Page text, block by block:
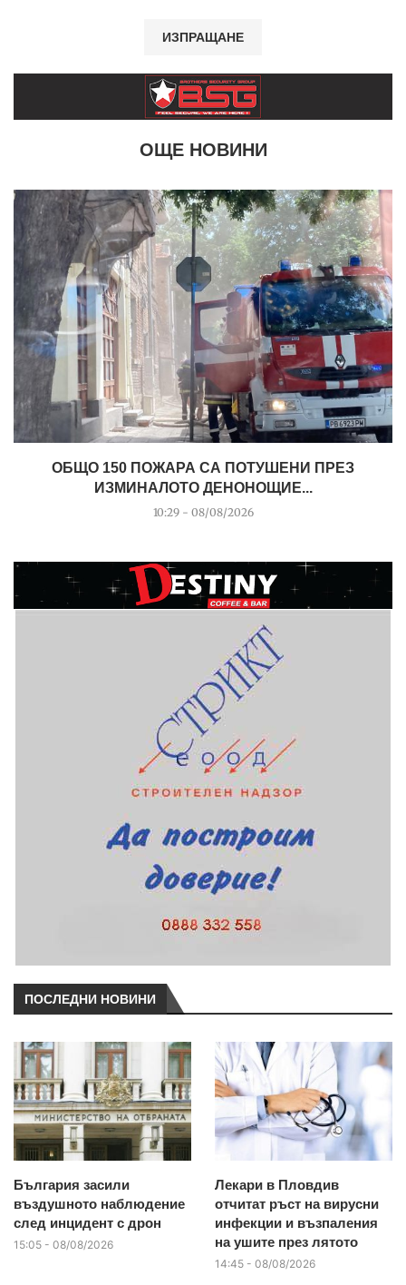
ОЩЕ НОВИНИ
ОБЩО 150 ПОЖАРА СА ПОТУШЕНИ ПРЕЗ
ИЗМИНАЛОТО ДЕНОНОЩИЕ...
10:29 - 08/08/2026
ПОСЛЕДНИ НОВИНИ
България засили
въздушното наблюдение
след инцидент с дрон
15:05 - 08/08/2026
Лекари в Пловдив
отчитат ръст на вирусни
инфекции и възпаления
на ушите през лятото
14:45 - 08/08/2026